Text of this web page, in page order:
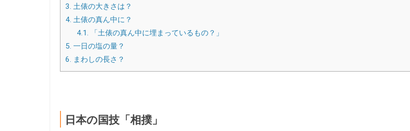
3. 土俵の大きさは？
4. 土俵の真ん中に？
4.1. 「土俵の真ん中に埋まっているもの？」
5. 一日の塩の量？
6. まわしの長さ？
日本の国技「相撲」